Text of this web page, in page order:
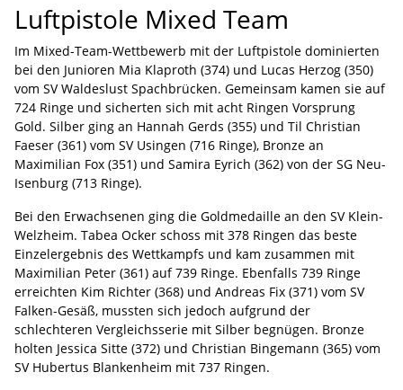
Luftpistole Mixed Team
Im Mixed-Team-Wettbewerb mit der Luftpistole dominierten
bei den Junioren Mia Klaproth (374) und Lucas Herzog (350)
vom SV Waldeslust Spachbrücken. Gemeinsam kamen sie auf
724 Ringe und sicherten sich mit acht Ringen Vorsprung
Gold. Silber ging an Hannah Gerds (355) und Til Christian
Faeser (361) vom SV Usingen (716 Ringe), Bronze an
Maximilian Fox (351) und Samira Eyrich (362) von der SG Neu-
Isenburg (713 Ringe).
Bei den Erwachsenen ging die Goldmedaille an den SV Klein-
Welzheim. Tabea Ocker schoss mit 378 Ringen das beste
Einzelergebnis des Wettkampfs und kam zusammen mit
Maximilian Peter (361) auf 739 Ringe. Ebenfalls 739 Ringe
erreichten Kim Richter (368) und Andreas Fix (371) vom SV
Falken-Gesäß, mussten sich jedoch aufgrund der
schlechteren Vergleichsserie mit Silber begnügen. Bronze
holten Jessica Sitte (372) und Christian Bingemann (365) vom
SV Hubertus Blankenheim mit 737 Ringen.